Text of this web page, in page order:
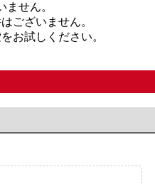
ません。
ございません。
お試しください。